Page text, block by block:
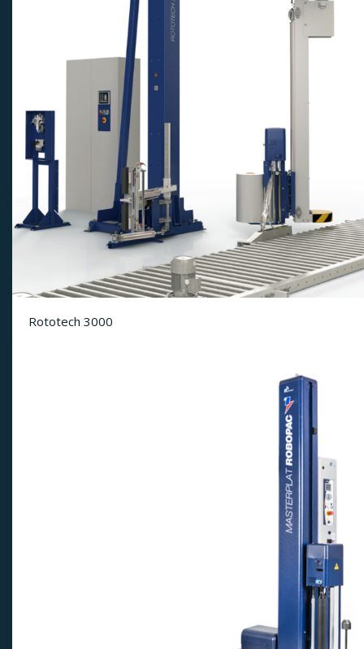
Rototech 3000